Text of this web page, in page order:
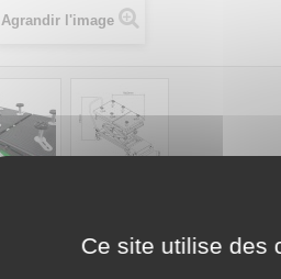
Ce site utilise des
Agrandir l'image